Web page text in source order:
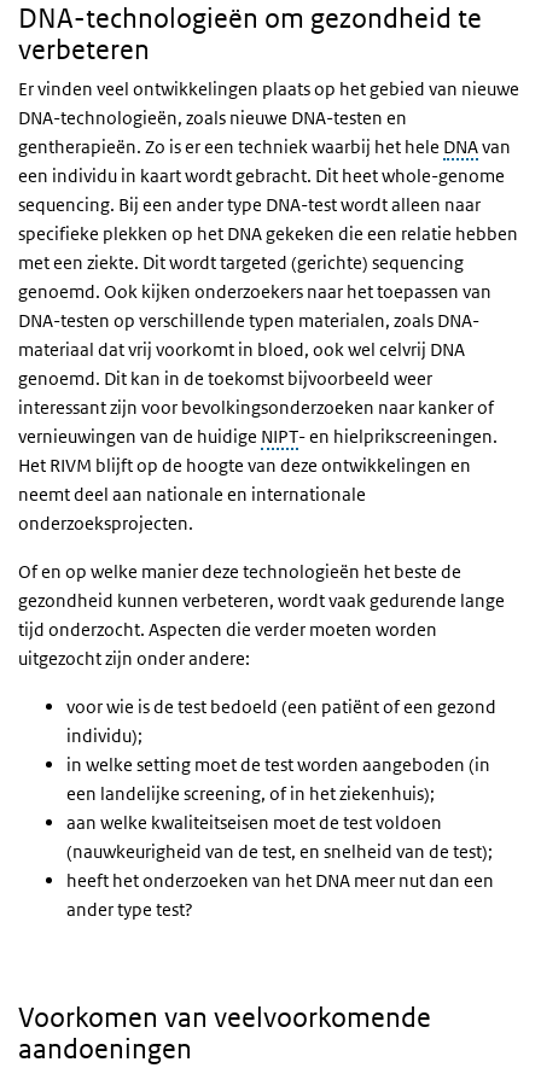
DNA-technologieën om gezondheid te
verbeteren
Er vinden veel ontwikkelingen plaats op het gebied van nieuwe
DNA-technologieën, zoals nieuwe DNA-testen en
gentherapieën. Zo is er een techniek waarbij het hele DNAvan
een individu in kaart wordt gebracht. Dit heetwhole-genome
sequencing. Bij een ander type DNA-test wordt alleen naar
specifieke plekken op het DNA gekeken die een relatie hebben
met een ziekte. Dit wordttargeted (gerichte) sequencing
genoemd. Ook kijken onderzoekers naar het toepassen van
DNA-testen op verschillende typen materialen, zoals DNA-
materiaal dat vrij voorkomt in bloed, ook wel celvrij DNA
genoemd. Dit kan in de toekomst bijvoorbeeld weer
interessant zijn voor bevolkingsonderzoeken naar kanker of
vernieuwingen van de huidige NIPT- en hielprikscreeningen.
Het RIVM blijft op de hoogte van deze ontwikkelingen en
neemt deel aan nationale en internationale
onderzoeksprojecten.
Of en op welke manier deze technologieën het beste de
gezondheid kunnen verbeteren, wordt vaak gedurende lange
tijd onderzocht. Aspecten die verder moeten worden
uitgezocht zijn onder andere:
voor wie is de test bedoeld (een patiënt of een gezond
individu);
in welke setting moet de test worden aangeboden (in
een landelijke screening, of in het ziekenhuis);
aan welke kwaliteitseisen moet de test voldoen
(nauwkeurigheid van de test, en snelheid van de test);
heeft het onderzoeken van het DNA meer nut dan een
ander type test?
Voorkomen van veelvoorkomende
aandoeningen